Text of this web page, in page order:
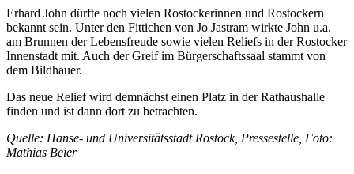
Erhard John dürfte noch vielen Rostockerinnen und Rostockern
bekannt sein. Unter den Fittichen von Jo Jastram wirkte John u.a.
am Brunnen der Lebensfreude sowie vielen Reliefs in der Rostocker
Innenstadt mit. Auch der Greif im Bürgerschaftssaal stammt von
dem Bildhauer.
Das neue Relief wird demnächst einen Platz in der Rathaushalle
finden und ist dann dort zu betrachten.
Quelle: Hanse- und Universitätsstadt Rostock, Pressestelle, Foto:
Mathias Beier